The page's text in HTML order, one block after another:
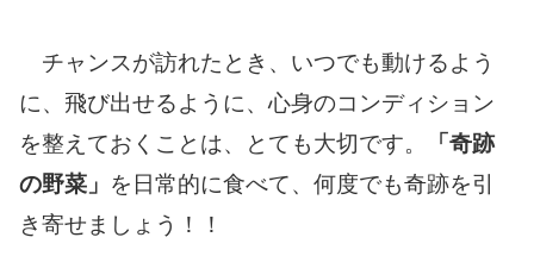
チャンスが訪れたとき、いつでも動けるよう
に、飛び出せるように、心身のコンディション
を整えておくことは、とても大切です。
「奇跡
の野菜」 を日常的に食べて、何度でも奇跡を引
き寄せましょう！！